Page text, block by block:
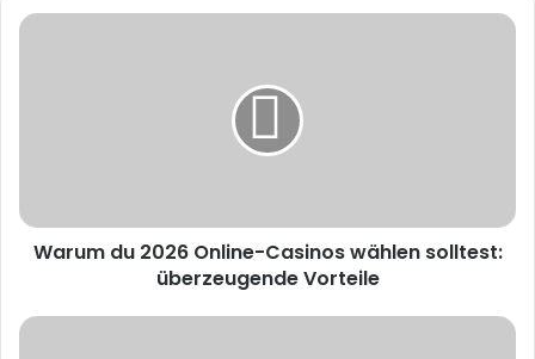
Warum du 2026 Online-Casinos wählen solltest:
überzeugende Vorteile